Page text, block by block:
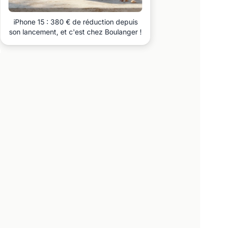
iPhone 15 : 380 € de réduction depuis
son lancement, et c'est chez Boulanger !